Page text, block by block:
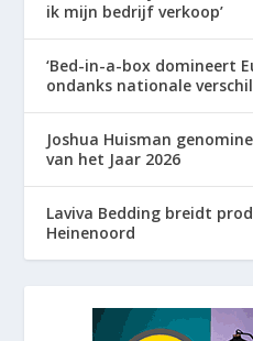
ik mijn bedrijf verkoop’
‘Bed-in-a-box domineert
ondanks nationale
Joshua Huisman
van het Jaar 2026
Laviva Bedding breidt
Heinenoord